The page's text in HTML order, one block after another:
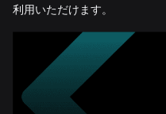
利用いただけます。